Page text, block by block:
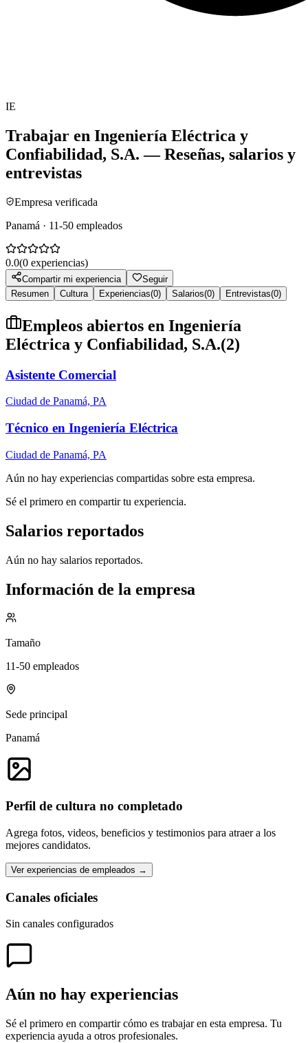
IE
Trabajar en Ingeniería Eléctrica y
Confiabilidad, S.A. — Reseñas, salarios y
entrevistas
Empresa verificada
Panamá · 11-50 empleados
0.0(0 experiencias)
Compartir mi experiencia
Seguir
Resumen
Cultura Experiencias(0) Salarios(0) Entrevistas(0)
Empleos abiertos en Ingeniería
Eléctrica y Confiabilidad, S.A.(2)
Asistente Comercial
Ciudad de Panamá, PA
Técnico en Ingeniería Eléctrica
Ciudad de Panamá, PA
Aún no hay experiencias compartidas sobre esta empresa.
Sé el primero en compartir tu experiencia.
Salarios reportados
Aún no hay salarios reportados.
Información de la empresa
Tamaño
11-50 empleados
Sede principal
Panamá
Perfil de cultura no completado
Agrega fotos, videos, beneficios y testimonios para atraer a los
mejores candidatos.
Ver experiencias de empleados →
Canales oficiales
Sin canales configurados
Aún no hay experiencias
Sé el primero en compartir cómo es trabajar en esta empresa. Tu
experiencia ayuda a otros profesionales.